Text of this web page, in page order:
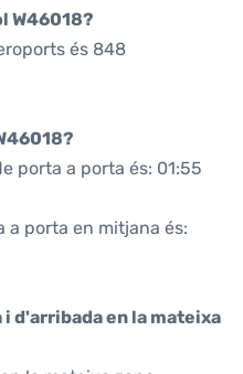
W46018?
és 848
porta a porta és: 01:55
a porta en mitjana és:
d'arribada en la mateixa